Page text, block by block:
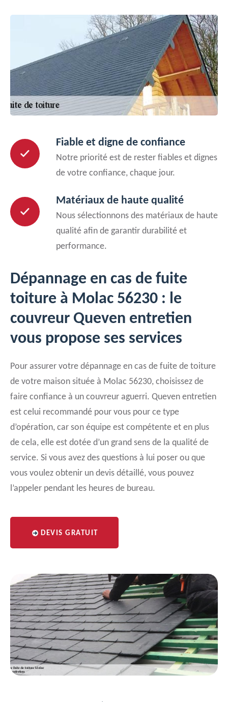
Fiable et digne de confiance
Notre priorité est de rester fiables et dignes
de votre confiance, chaque jour.
Matériaux de haute qualité
Nous sélectionnons des matériaux de haute
qualité afin de garantir durabilité et
performance.
Dépannage en cas de fuite
toiture à Molac 56230 : le
couvreur Queven entretien
vous propose ses services
Pour assurer votre dépannage en cas de fuite de toiture
de votre maison située à Molac 56230, choisissez de
faire confiance à un couvreur aguerri. Queven entretien
est celui recommandé pour vous pour ce type
d’opération, car son équipe est compétente et en plus
de cela, elle est dotée d’un grand sens de la qualité de
service. Si vous avez des questions à lui poser ou que
vous voulez obtenir un devis détaillé, vous pouvez
l’appeler pendant les heures de bureau.
DEVIS GRATUIT